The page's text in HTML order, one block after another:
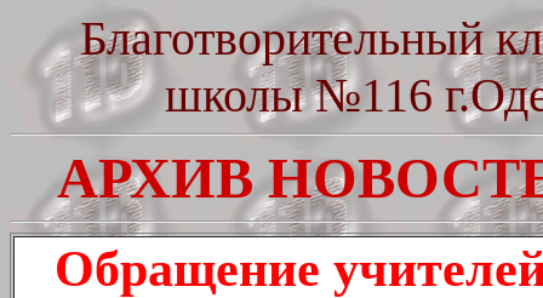
Благотворительный
школы №116
АРХИВ
Обращение